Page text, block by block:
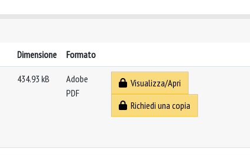
Dimensione Formato
434.93 kB
Adobe
PDF
Visualizza/Apri
Richiedi una copia